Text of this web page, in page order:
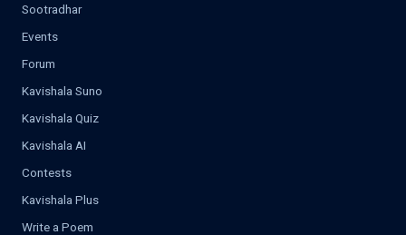
Sootradhar
Events
Forum
Kavishala Suno
Kavishala Quiz
Kavishala AI
Contests
Kavishala Plus
Write a Poem